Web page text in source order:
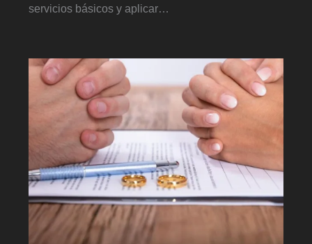
servicios básicos y aplicar…